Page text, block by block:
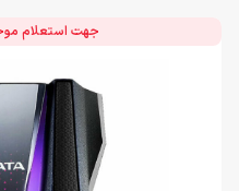
جهت استعلام